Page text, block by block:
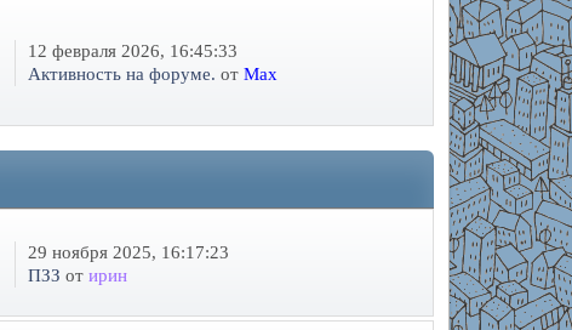
12 февраля 2026, 16:45:33
Активность на форуме. от Max
29 ноября 2025, 16:17:23
ПЗЗ от ирин